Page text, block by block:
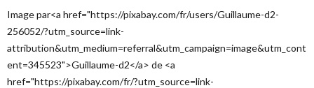
Image par<a href="https://pixabay.com/fr/users/Guillaume-d2-
256052/?utm_source=link-
attribution&utm_medium=referral&utm_campaign=image&utm_cont
ent=345523">Guillaume-d2</a> de <a
href="https://pixabay.com/fr/?utm_source=link-